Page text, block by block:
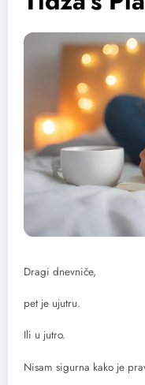
Dragi dnevniče,
pet je ujutru.
Ili u jutro.
Nisam sigurna kako je